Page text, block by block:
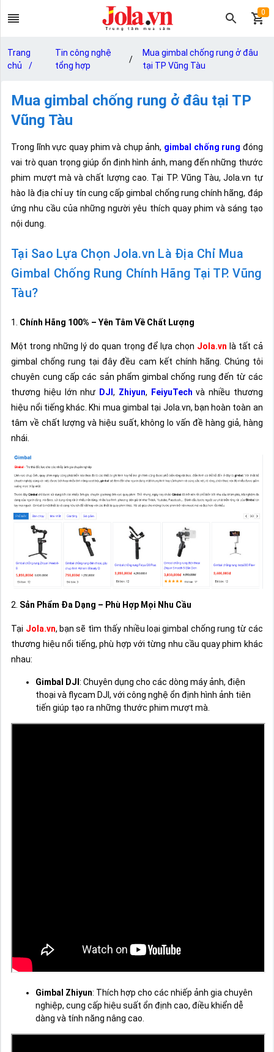
0
Trang
chủ
/
Tin công nghệ
tổng hợp
/
Mua gimbal chống rung ở đâu
tại TP Vũng Tàu
Mua gimbal chống rung ở đâu tại TP
Vũng Tàu
Trong lĩnh vực quay phim và chụp ảnh, gimbal chống rung đóng
vai trò quan trọng giúp ổn định hình ảnh, mang đến những thước
phim mượt mà và chất lượng cao. Tại TP. Vũng Tàu, Jola.vn tự
hào là địa chỉ uy tín cung cấp gimbal chống rung chính hãng, đáp
ứng nhu cầu của những người yêu thích quay phim và sáng tạo
nội dung.
Tại Sao Lựa Chọn Jola.vn Là Địa Chỉ Mua
Gimbal Chống Rung Chính Hãng Tại TP. Vũng
Tàu?
1. Chính Hãng 100% – Yên Tâm Về Chất Lượng
Một trong những lý do quan trọng để lựa chọn Jola.vn là tất cả
gimbal chống rung tại đây đều cam kết chính hãng. Chúng tôi
chuyên cung cấp các sản phẩm gimbal chống rung đến từ các
thương hiệu lớn như DJI, Zhiyun, FeiyuTech và nhiều thương
hiệu nổi tiếng khác. Khi mua gimbal tại Jola.vn, bạn hoàn toàn an
tâm về chất lượng và hiệu suất, không lo vấn đề hàng giả, hàng
nhái.
2. Sản Phẩm Đa Dạng – Phù Hợp Mọi Nhu Cầu
Tại Jola.vn, bạn sẽ tìm thấy nhiều loại gimbal chống rung từ các
thương hiệu nổi tiếng, phù hợp với từng nhu cầu quay phim khác
nhau:
Gimbal DJI: Chuyên dụng cho các dòng máy ảnh, điện
thoại và flycam DJI, với công nghệ ổn định hình ảnh tiên
tiến giúp tạo ra những thước phim mượt mà.
Gimbal Zhiyun: Thích hợp cho các nhiếp ảnh gia chuyên
nghiệp, cung cấp hiệu suất ổn định cao, điều khiển dễ
dàng và tính năng nâng cao.